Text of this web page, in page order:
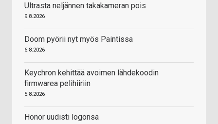
Ultrasta neljännen takakameran pois
9.8.2026
Doom pyörii nyt myös Paintissa
6.8.2026
Keychron kehittää avoimen lähdekoodin
firmwarea pelihiiriin
5.8.2026
Honor uudisti logonsa